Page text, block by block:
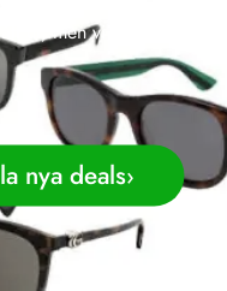
ut, men vi släpper nya
nya deals